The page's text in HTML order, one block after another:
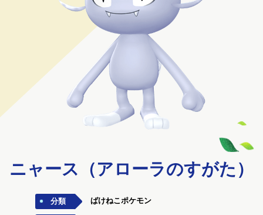
ニャース（アローラのすがた）
分類 ばけねこポケモン